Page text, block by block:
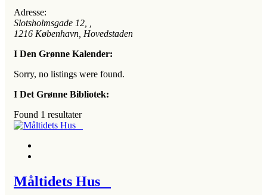
Adresse:
Slotsholmsgade 12
1216 København, Hovedstaden
I Den Grønne Kalender:
Sorry, no listings were found.
I Det Grønne Bibliotek:
Found 1 resultater
Måltidets Hus